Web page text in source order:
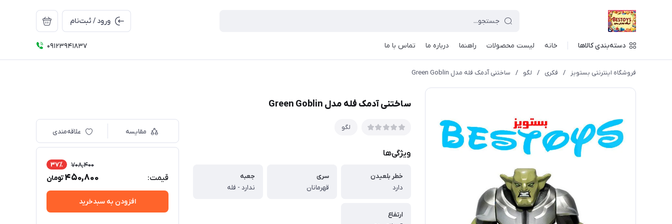
ورود / ثبت‌نام
دسته‌بندی کالاها خانه لیست محصولات راهنما درباره ما تماس با ما 09123941837
فروشگاه اینترنتی بستویز / فکری / لگو / ساختنی آدمک فله مدل Green Goblin
ساختنی آدمک فله مدل Green Goblin
لگو
ویژگی‌ها
خطر بلعیدن
دارد
سری
قهرمانان
جعبه
ندارد - فله
ارتفاع
مقایسه علاقه‌مندی
قیمت:
708,400 37٪
450,800تومان
افزودن به سبدخرید